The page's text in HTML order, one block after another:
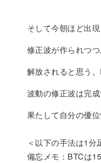
そして今朝ほど出
修正波が作られつ
解放されると思う
波動の修正波は完
果たして自分の優
＜以下の手法は1分
備忘メモ：BTCは